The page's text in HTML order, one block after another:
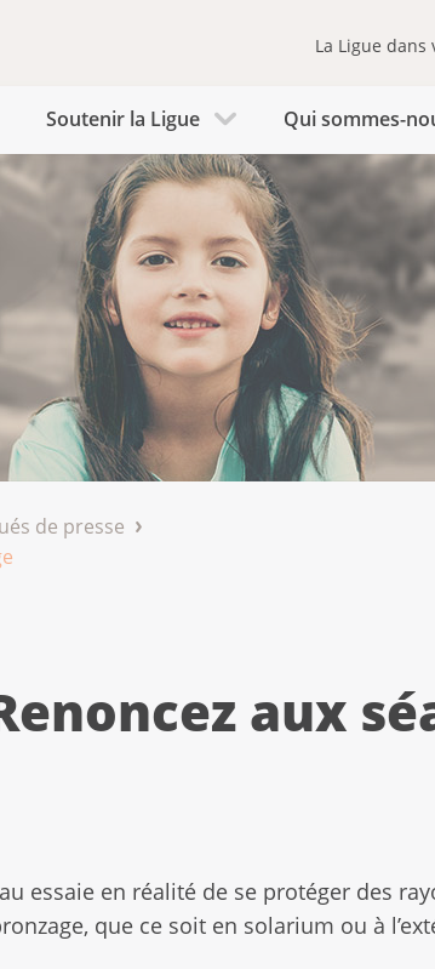
La Ligue dans
Soutenir la Ligue Qui sommes-
de presse
aux
essaie en réalité de se protéger des
que ce soit en solarium ou à